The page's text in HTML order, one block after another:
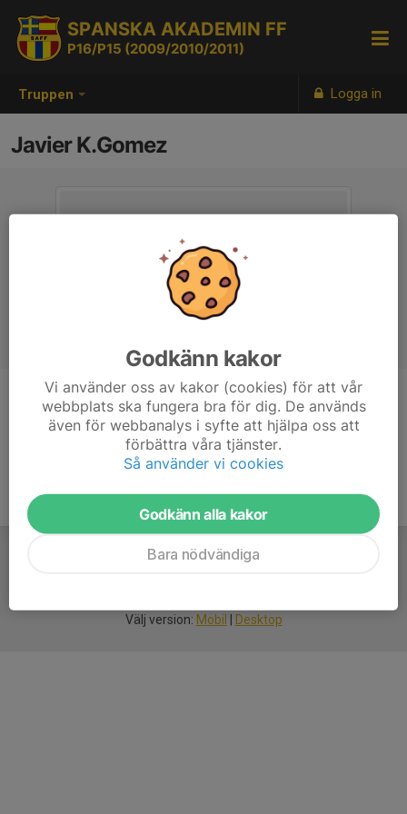
Truppen Logga in
SPANSKA AKADEMIN FF
P16/P15 (2009/2010/2011)
Javier K.Gomez
Titel
Välj version: Mobil Desktop
Godkänn kakor
Vi använder oss av kakor (cookies) för att vår
webbplats ska fungera bra för dig. De används
även för webbanalys i syfte att hjälpa oss att
förbättra våra tjänster.
Så använder vi cookies
Godkänn alla kakor
Bara nödvändiga